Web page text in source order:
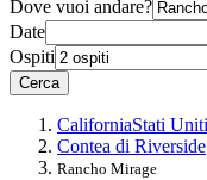
Dove vuoi andare?
Date
Ospiti
Cerca
CaliforniaStati
Contea di Riverside
Rancho Mirage